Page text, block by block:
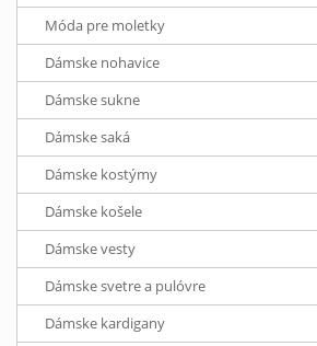
Móda pre moletky
Dámske nohavice
Dámske sukne
Dámske saká
Dámske kostýmy
Dámske košele
Dámske vesty
Dámske svetre a pulóvre
Dámske kardigany